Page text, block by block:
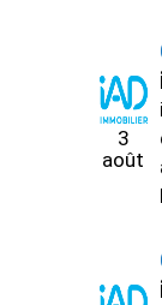
3
août